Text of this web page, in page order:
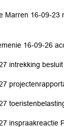
Marren 16-09-
16-09-26
intrekking
inspraakreactie